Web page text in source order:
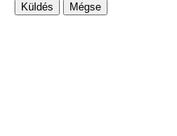
Küldés Mégse